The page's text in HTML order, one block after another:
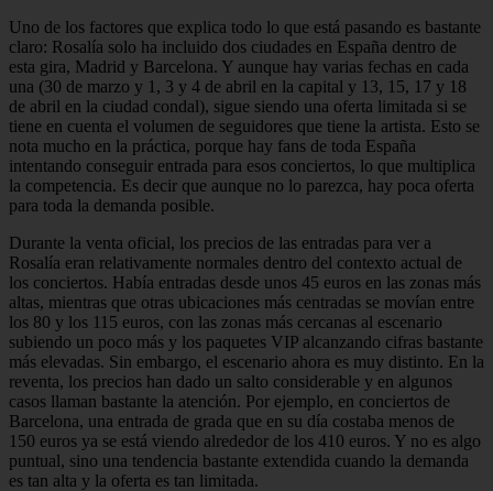
Uno de los factores que explica todo lo que está pasando es bastante
claro: Rosalía solo ha incluido dos ciudades en España dentro de
esta gira, Madrid y Barcelona. Y aunque hay varias fechas en cada
una (30 de marzo y 1, 3 y 4 de abril en la capital y 13, 15, 17 y 18
de abril en la ciudad condal), sigue siendo una oferta limitada si se
tiene en cuenta el volumen de seguidores que tiene la artista. Esto se
nota mucho en la práctica, porque hay fans de toda España
intentando conseguir entrada para esos conciertos, lo que multiplica
la competencia. Es decir que aunque no lo parezca, hay poca oferta
para toda la demanda posible.
Durante la venta oficial, los precios de las entradas para ver a
Rosalía eran relativamente normales dentro del contexto actual de
los conciertos. Había entradas desde unos 45 euros en las zonas más
altas, mientras que otras ubicaciones más centradas se movían entre
los 80 y los 115 euros, con las zonas más cercanas al escenario
subiendo un poco más y los paquetes VIP alcanzando cifras bastante
más elevadas. Sin embargo, el escenario ahora es muy distinto. En la
reventa, los precios han dado un salto considerable y en algunos
casos llaman bastante la atención. Por ejemplo, en conciertos de
Barcelona, una entrada de grada que en su día costaba menos de
150 euros ya se está viendo alrededor de los 410 euros. Y no es algo
puntual, sino una tendencia bastante extendida cuando la demanda
es tan alta y la oferta es tan limitada.